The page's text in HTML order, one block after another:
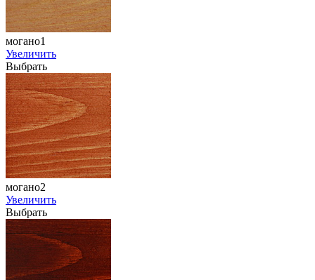
могано1
Увеличить
Выбрать
могано2
Увеличить
Выбрать